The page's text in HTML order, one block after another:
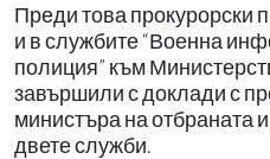
Преди това прокурорски
и в службите “Военна
полиция” към
завършили с доклади с
министъра на отбраната
двете служби.